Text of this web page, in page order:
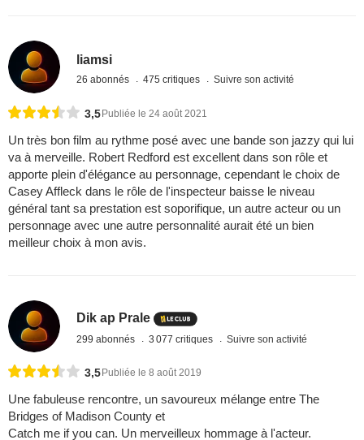
liamsi
26 abonnés 475 critiques Suivre son activité
3,5Publiée le 24 août 2021
Un très bon film au rythme posé avec une bande son jazzy qui lui
va à merveille. Robert Redford est excellent dans son rôle et
apporte plein d'élégance au personnage, cependant le choix de
Casey Affleck dans le rôle de l'inspecteur baisse le niveau
général tant sa prestation est soporifique, un autre acteur ou un
personnage avec une autre personnalité aurait été un bien
meilleur choix à mon avis.
Dik ap Prale
299 abonnés 3 077 critiques Suivre son activité
3,5 Publiée le 8 août 2019
Une fabuleuse rencontre, un savoureux mélange entre The
Bridges of Madison County et
Catch me if you can. Un merveilleux hommage à l'acteur.